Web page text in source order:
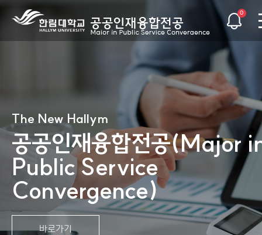
0
The New Hallym
공공인재융합전공(Major
Public Service
Convergence)
바로가기
The New Hallym
공공인재융합전공(Major
Public Service
Convergence)
바로가기
The New Hallym
공공인재융합전공(Major
Public Service
Convergence)
바로가기
The New Hallym
공공인재융합전공(Major
Public Service
Convergence)
바로가기
The New Hallym
공공인재융합전공(Major
Public Service
Convergence)
바로가기
The New Hallym
공공인재융합전공(Major
Public Service
Convergence)
바로가기